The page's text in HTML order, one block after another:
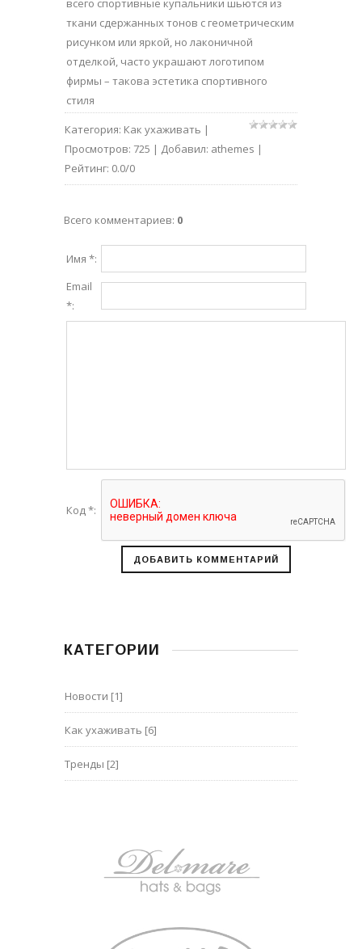
всего спортивные купальники шьются из
ткани сдержанных тонов с геометрическим
рисунком или яркой, но лаконичной
отделкой, часто украшают логотипом
фирмы – такова эстетика спортивного
стиля
Категория: Как ухаживать |
Просмотров: 725 | Добавил: athemes |
Рейтинг: 0.0/0
Всего комментариев: 0
Имя *:
Email
*:
Код *:
КАТЕГОРИИ
Новости [1]
Как ухаживать [6]
Тренды [2]